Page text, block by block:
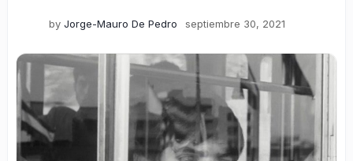
by Jorge-Mauro De Pedro septiembre 30, 2021